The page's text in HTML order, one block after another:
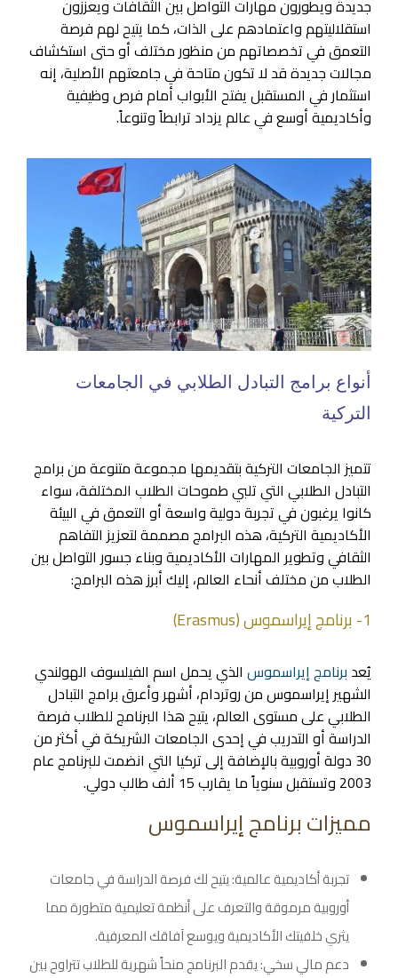
جديدة ويطورون مهارات التواصل بين الثقافات ويعززون
استقلاليتهم واعتمادهم على الذات، كما يتيح لهم فرصة
التعمق في تخصصاتهم من منظور مختلف أو حتى استكشاف
مجالات جديدة قد لا تكون متاحة في جامعتهم الأصلية، إنه
استثمار في المستقبل يفتح الأبواب أمام فرص وظيفية
وأكاديمية أوسع في عالم يزداد ترابطاً وتنوعاً.
أنواع برامج التبادل الطلابي في الجامعات
التركية
تتميز الجامعات التركية بتقديمها مجموعة متنوعة من برامج
التبادل الطلابي التي تلبي طموحات الطلاب المختلفة، سواء
كانوا يرغبون في تجربة دولية واسعة أو التعمق في البيئة
الأكاديمية التركية، هذه البرامج مصممة لتعزيز التفاهم
الثقافي وتطوير المهارات الأكاديمية وبناء جسور التواصل بين
الطلاب من مختلف أنحاء العالم، إليك أبرز هذه البرامج:
1- برنامج إيراسموس (Erasmus)
يُعد برنامج إيراسموس الذي يحمل اسم الفيلسوف الهولندي
الشهير إيراسموس من روتردام، أشهر وأعرق برامج التبادل
الطلابي على مستوى العالم، يتيح هذا البرنامج للطلاب فرصة
الدراسة أو التدريب في إحدى الجامعات الشريكة في أكثر من
30 دولة أوروبية بالإضافة إلى تركيا التي انضمت للبرنامج عام
2003 وتستقبل سنوياً ما يقارب 15 ألف طالب دولي.
مميزات برنامج إيراسموس
تجربة أكاديمية عالمية: يتيح لك فرصة الدراسة في جامعات
أوروبية مرموقة والتعرف على أنظمة تعليمية متطورة مما
يثري خلفيتك الأكاديمية ويوسع آفاقك المعرفية.
دعم مالي سخي: يقدم البرنامج منحاً شهرية للطلاب تتراوح بين